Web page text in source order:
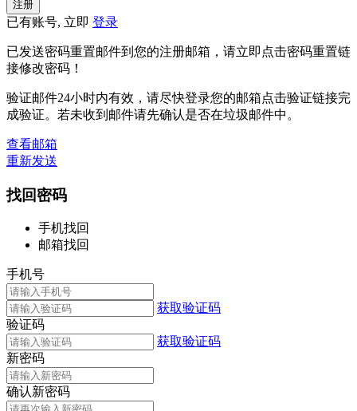
已有账号, 立即 登录
已发送密码重置邮件到您的注册邮箱，请立即点击密码重置链
接修改密码！
验证邮件24小时内有效，请尽快登录您的邮箱点击验证链接完
成验证。若未收到邮件请先确认是否在垃圾邮件中。
查看邮箱
重新发送
找回密码
手机找回
邮箱找回
手机号
获取验证码
验证码
获取验证码
新密码
确认新密码